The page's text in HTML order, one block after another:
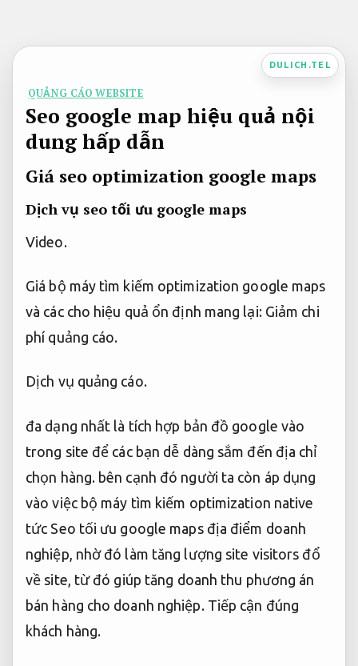
nội
dung
DULICH.TEL
QUẢNG CÁO WEBSITE
Seo google map hiệu quả nội
dung hấp dẫn
Giá seo optimization google maps
Dịch vụ seo tối ưu google maps
Video.
Giá bộ máy tìm kiếm optimization google maps
và các cho hiệu quả ổn định mang lại: Giảm chi
phí quảng cáo.
Dịch vụ quảng cáo.
đa dạng nhất là tích hợp bản đồ google vào
trong site để các bạn dễ dàng sắm đến địa chỉ
chọn hàng. bên cạnh đó người ta còn áp dụng
vào việc bộ máy tìm kiếm optimization native
tức Seo tối ưu google maps địa điểm doanh
nghiệp, nhờ đó làm tăng lượng site visitors đổ
về site, từ đó giúp tăng doanh thu phương án
bán hàng cho doanh nghiệp. Tiếp cận đúng
khách hàng.